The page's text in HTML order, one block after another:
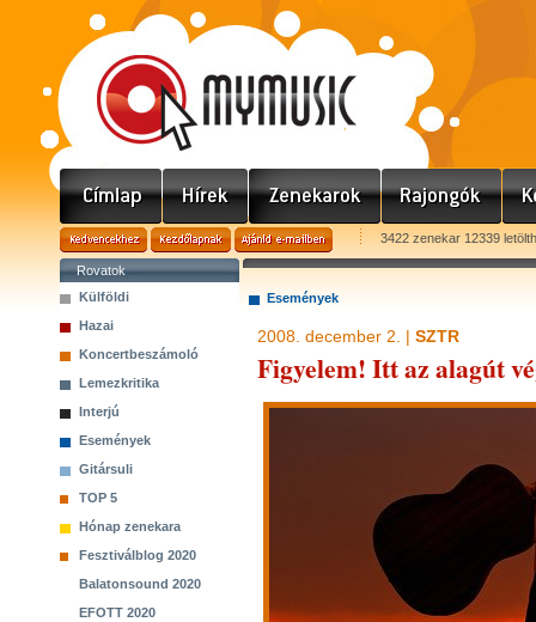
3422 zenekar 12339
Rovatok
Külföldi
Hazai
Koncertbeszámoló
Lemezkritika
Interjú
Események
Gitársuli
TOP 5
Hónap zenekara
Fesztiválblog 2020
Balatonsound 2020
EFOTT 2020
Események
2008. december 2. | SZTR
Figyelem! Itt az alagút